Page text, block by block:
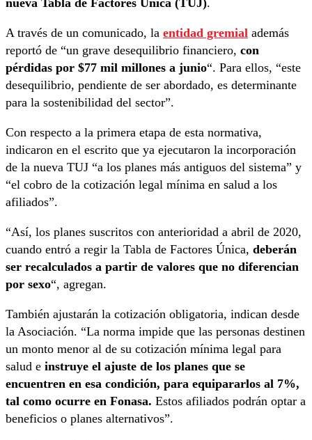
nueva Tabla de Factores Única (TUJ).
A través de un comunicado, la entidad gremial además
reportó de “un grave desequilibrio financiero, con
pérdidas por $77 mil millones a junio“. Para ellos, “este
desequilibrio, pendiente de ser abordado, es determinante
para la sostenibilidad del sector”.
Con respecto a la primera etapa de esta normativa,
indicaron en el escrito que ya ejecutaron la incorporación
de la nueva TUJ “a los planes más antiguos del sistema” y
“el cobro de la cotización legal mínima en salud a los
afiliados”.
“Así, los planes suscritos con anterioridad a abril de 2020,
cuando entró a regir la Tabla de Factores Única, deberán
ser recalculados a partir de valores que no diferencian
por sexo“, agregan.
También ajustarán la cotización obligatoria, indican desde
la Asociación. “La norma impide que las personas destinen
un monto menor al de su cotización mínima legal para
salud e instruye el ajuste de los planes que se
encuentren en esa condición, para equipararlos al 7%,
tal como ocurre en Fonasa. Estos afiliados podrán optar a
beneficios o planes alternativos”.